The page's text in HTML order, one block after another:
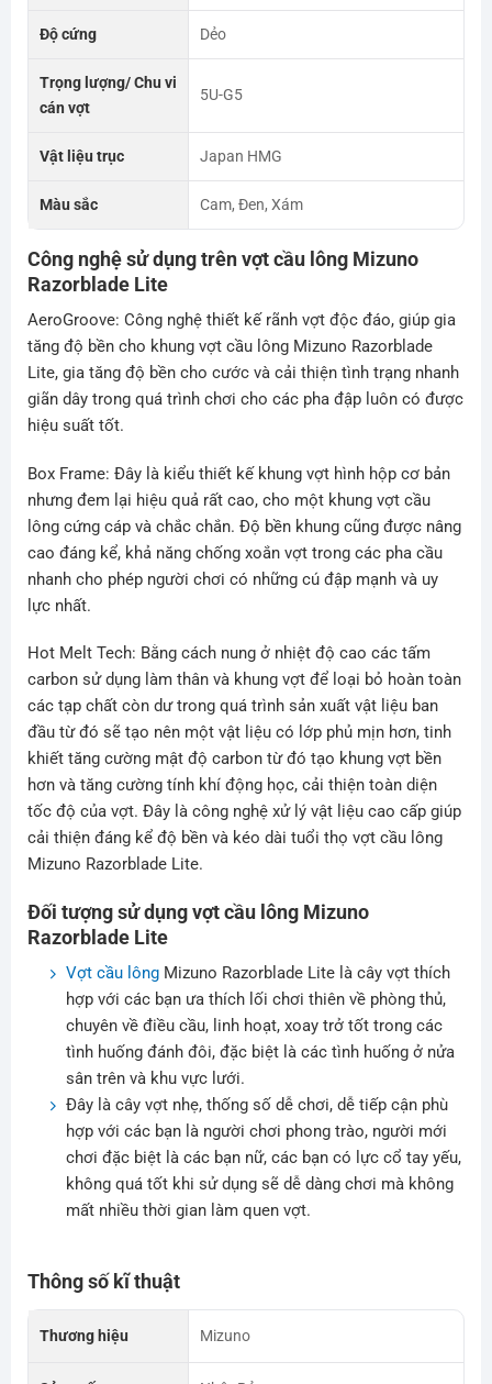
Độ cứng Dẻo
Trọng lượng/ Chu vi
cán vợt
5U-G5
Vật liệu trục Japan HMG
Màu sắc Cam, Đen, Xám
Công nghệ sử dụng trên vợt cầu lông Mizuno
Razorblade Lite
AeroGroove: Công nghệ thiết kế rãnh vợt độc đáo, giúp gia
tăng độ bền cho khung vợt cầu lông Mizuno Razorblade
Lite, gia tăng độ bền cho cước và cải thiện tình trạng nhanh
giãn dây trong quá trình chơi cho các pha đập luôn có được
hiệu suất tốt.
Box Frame: Đây là kiểu thiết kế khung vợt hình hộp cơ bản
nhưng đem lại hiệu quả rất cao, cho một khung vợt cầu
lông cứng cáp và chắc chắn. Độ bền khung cũng được nâng
cao đáng kể, khả năng chống xoắn vợt trong các pha cầu
nhanh cho phép người chơi có những cú đập mạnh và uy
lực nhất.
Hot Melt Tech: Bằng cách nung ở nhiệt độ cao các tấm
carbon sử dụng làm thân và khung vợt để loại bỏ hoàn toàn
các tạp chất còn dư trong quá trình sản xuất vật liệu ban
đầu từ đó sẽ tạo nên một vật liệu có lớp phủ mịn hơn, tinh
khiết tăng cường mật độ carbon từ đó tạo khung vợt bền
hơn và tăng cường tính khí động học, cải thiện toàn diện
tốc độ của vợt. Đây là công nghệ xử lý vật liệu cao cấp giúp
cải thiện đáng kể độ bền và kéo dài tuổi thọ vợt cầu lông
Mizuno Razorblade Lite.
Đối tượng sử dụng vợt cầu lông Mizuno
Razorblade Lite
Vợt cầu lôngMizuno Razorblade Lite là cây vợt thích
hợp với các bạn ưa thích lối chơi thiên về phòng thủ,
chuyên về điều cầu, linh hoạt, xoay trở tốt trong các
tình huống đánh đôi, đặc biệt là các tình huống ở nửa
sân trên và khu vực lưới.
Đây là cây vợt nhẹ, thống số dễ chơi, dễ tiếp cận phù
hợp với các bạn là người chơi phong trào, người mới
chơi đặc biệt là các bạn nữ, các bạn có lực cổ tay yếu,
không quá tốt khi sử dụng sẽ dễ dàng chơi mà không
mất nhiều thời gian làm quen vợt.
Thông số kĩ thuật
Thương hiệu Mizuno